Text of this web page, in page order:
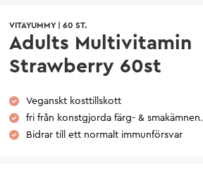
VITAYUMMY 60 ST.
Adults Multivitamin
Strawberry 60st
Veganskt kosttillskott
fri från konstgjorda färg- & smakämnen.
Bidrar till ett normalt immunförsvar